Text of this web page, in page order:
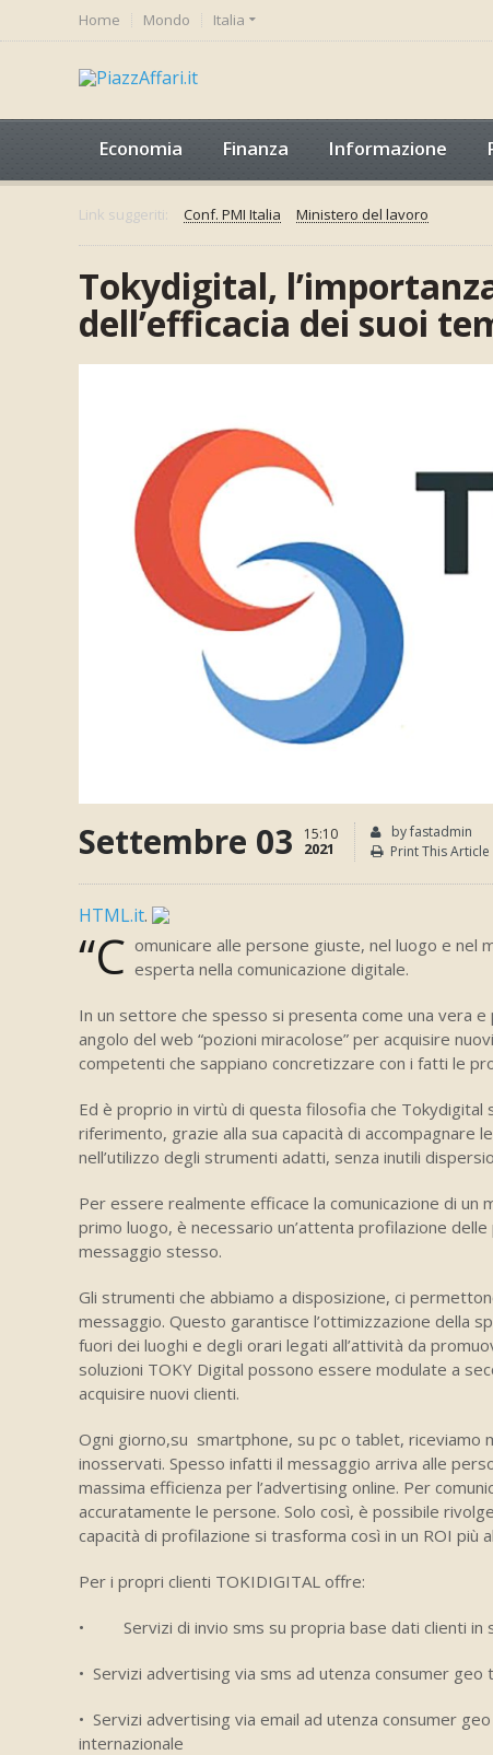
Home Mondo Italia
Economia Finanza Informazione
Link suggeriti: Conf. PMI Italia Ministero del lavoro
Tokydigital,
dell’efficacia dei suoi
Settembre 03 15:10
2021
by fastadmin
Print This Article
HTML.it.
“C omunicare alle persone giuste, nel luogo e nel
esperta nella comunicazione digitale.
In un settore che spesso si presenta come una vera
angolo del web “pozioni miracolose” per acquisire
competenti che sappiano concretizzare con i fatti le
Ed è proprio in virtù di questa filosofia che
riferimento, grazie alla sua capacità di accompagnare
nell’utilizzo degli strumenti adatti, senza inutili
Per essere realmente efficace la comunicazione di
primo luogo, è necessario un’attenta profilazione
messaggio stesso.
Gli strumenti che abbiamo a disposizione, ci
messaggio. Questo garantisce l’ottimizzazione della
fuori dei luoghi e degli orari legati all’attività da
soluzioni TOKY Digital possono essere modulate a
acquisire nuovi clienti.
Ogni giorno,su smartphone, su pc o tablet, riceviamo
inosservati. Spesso infatti il messaggio arriva alle
massima efficienza per l’advertising online. Per
accuratamente le persone. Solo così, è possibile
capacità di profilazione si trasforma così in un ROI più
Per i propri clienti TOKIDIGITAL offre:
• Servizi di invio sms su propria base dati clienti in
• Servizi advertising via sms ad utenza consumer
• Servizi advertising via email ad utenza consumer
internazionale